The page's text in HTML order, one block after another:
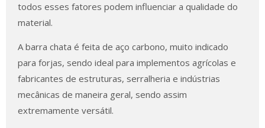
todos esses fatores podem influenciar a qualidade do
material.
A barra chata é feita de aço carbono, muito indicado
para forjas, sendo ideal para implementos agrícolas e
fabricantes de estruturas, serralheria e indústrias
mecânicas de maneira geral, sendo assim
extremamente versátil.